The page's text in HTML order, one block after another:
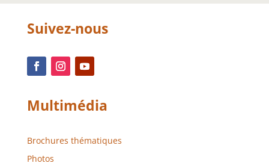
Suivez-nous
Multimédia
Brochures thématiques
Photos